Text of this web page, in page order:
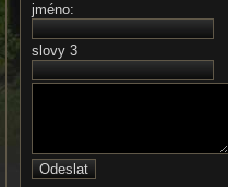
jméno:
slovy 3